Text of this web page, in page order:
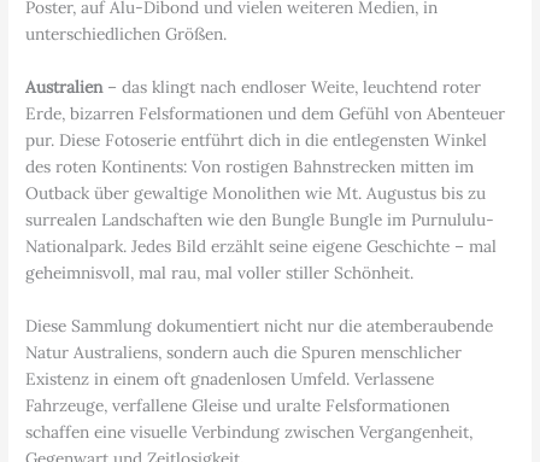
Poster, auf Alu-Dibond und vielen weiteren Medien, in
unterschiedlichen Größen.
Australien– das klingt nach endloser Weite, leuchtend roter
Erde, bizarren Felsformationen und dem Gefühl von Abenteuer
pur. Diese Fotoserie entführt dich in die entlegensten Winkel
des roten Kontinents: Von rostigen Bahnstrecken mitten im
Outback über gewaltige Monolithen wie Mt. Augustus bis zu
surrealen Landschaften wie den Bungle Bungle im Purnululu-
Nationalpark. Jedes Bild erzählt seine eigene Geschichte – mal
geheimnisvoll, mal rau, mal voller stiller Schönheit.
Diese Sammlung dokumentiert nicht nur die atemberaubende
Natur Australiens, sondern auch die Spuren menschlicher
Existenz in einem oft gnadenlosen Umfeld. Verlassene
Fahrzeuge, verfallene Gleise und uralte Felsformationen
schaffen eine visuelle Verbindung zwischen Vergangenheit,